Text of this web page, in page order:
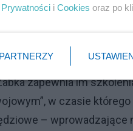
zapewnia im
w czasie
– wprowadzające
Prywatności i Cookies oraz po
PARTNERZY